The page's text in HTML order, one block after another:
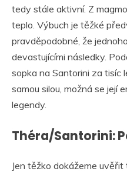
tedy stále aktivní. Z
teplo. Výbuch je těžké
pravděpodobné, že
devastujícími následky.
sopka na Santorini za tisíc
samou silou, možná se její
legendy.
Théra/Santorini:
Jen těžko dokážeme